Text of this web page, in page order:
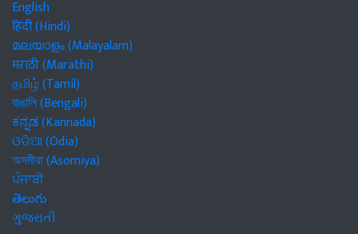
English
हिंदी (Hindi)
മലയാളം (Malayalam)
मराठी (Marathi)
தமிழ் (Tamil)
বাঙালি (Bengali)
ಕನ್ನಡ (Kannada)
ଓଡିଆ (Odia)
অসমীয়া (Asomiya)
ਪੰਜਾਬੀ
తెలుగు
ગુજરાતી